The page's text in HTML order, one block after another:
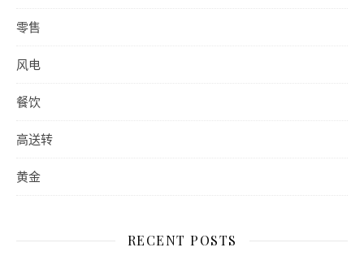
零售
风电
餐饮
高送转
黄金
RECENT POSTS